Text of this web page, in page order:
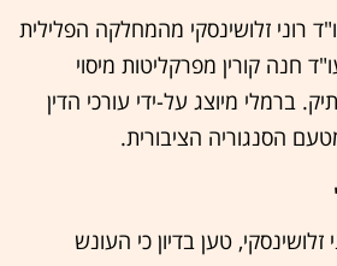
רוני זלושינסקי מהמחלקה הפלילית
חנה קורין מפרקליטות מיסוי
ברמלי מיוצג על-ידי עורכי הדין
הסנגוריה הציבורית.
טען בדיון כי העונש